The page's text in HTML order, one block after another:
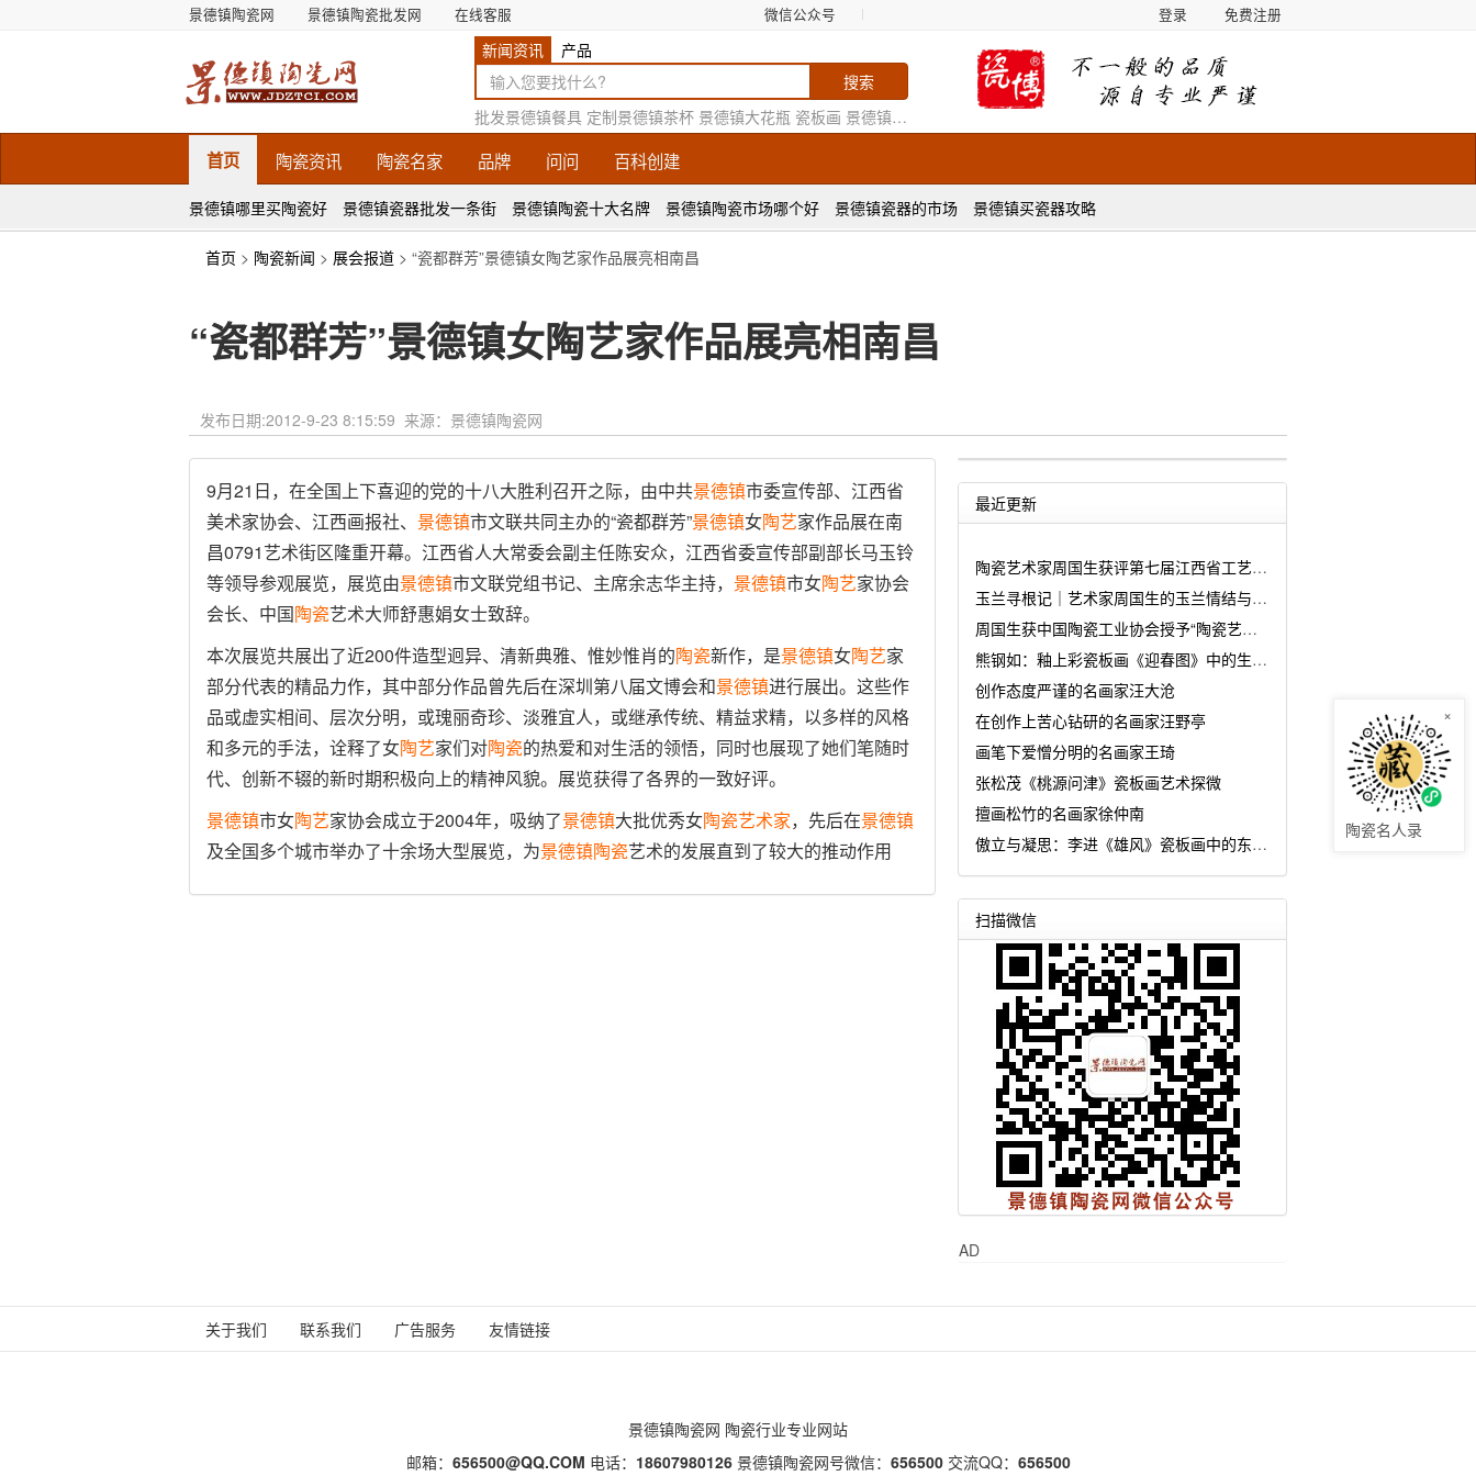
景德镇陶瓷网 景德镇陶瓷批发网 在线客服 微信公众号 登录 免费注册
新闻资讯 产品
批发景德镇餐具 定制景德镇茶杯 景德镇大花瓶 瓷板画 景德镇花瓶厂家
首页 陶瓷资讯 陶瓷名家 品牌 问问 百科创建
景德镇哪里买陶瓷好 景德镇瓷器批发一条街 景德镇陶瓷十大名牌 景德镇陶瓷市场哪个好 景德镇瓷器的市场 景德镇买瓷器攻略
×
陶瓷名人录
首页 > 陶瓷新闻 > 展会报道 > “瓷都群芳”景德镇女陶艺家作品展亮相南昌
“瓷都群芳”景德镇女陶艺家作品展亮相南昌
发布日期:2012-9-23 8:15:59 来源：景德镇陶瓷网
9月21日，在全国上下喜迎的党的十八大胜利召开之际，由中共景德镇市委宣传部、江西省
美术家协会、江西画报社、 景德镇市文联共同主办的“瓷都群芳”景德镇女陶艺家作品展在南
昌0791艺术街区隆重开幕。江西省人大常委会副主任陈安众，江西省委宣传部副部长马玉铃
等领导参观展览，展览由景德镇市文联党组书记、主席余志华主持， 景德镇市女陶艺家协会
会长、中国陶瓷艺术大师舒惠娟女士致辞。
本次展览共展出了近200件造型迥异、清新典雅、惟妙惟肖的陶瓷新作，是景德镇女陶艺家
部分代表的精品力作，其中部分作品曾先后在深圳第八届文博会和景德镇进行展出。这些作
品或虚实相间、层次分明，或瑰丽奇珍、淡雅宜人，或继承传统、精益求精，以多样的风格
和多元的手法，诠释了女陶艺家们对陶瓷的热爱和对生活的领悟，同时也展现了她们笔随时
代、创新不辍的新时期积极向上的精神风貌。展览获得了各界的一致好评。
景德镇市女陶艺家协会成立于2004年，吸纳了景德镇大批优秀女陶瓷艺术家，先后在景德镇
及全国多个城市举办了十余场大型展览，为景德镇陶瓷艺术的发展直到了较大的推动作用
最近更新
陶瓷艺术家周国生获评第七届江西省工艺美术大师
玉兰寻根记｜艺术家周国生的玉兰情结与匠心坚守
周国生获中国陶瓷工业协会授予“陶瓷艺术大师传承创新工作室”
熊钢如：釉上彩瓷板画《迎春图》中的生命诗学
创作态度严谨的名画家汪大沧
在创作上苦心钻研的名画家汪野亭
画笔下爱憎分明的名画家王琦
张松茂《桃源问津》瓷板画艺术探微
擅画松竹的名画家徐仲南
傲立与凝思：李进《雄风》瓷板画中的东方哲思
扫描微信
AD
关于我们 联系我们 广告服务 友情链接
景德镇陶瓷网 陶瓷行业专业网站
邮箱： 656500@QQ.COM 电话： 18607980126景德镇陶瓷网号微信： 656500交流QQ： 656500